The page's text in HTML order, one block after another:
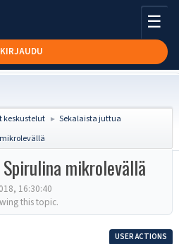
KIRJAUDU
☰
keskustelut ► Sekalaista juttua
mikrolevällä
16:30:40
this topic.
USER ACTIONS